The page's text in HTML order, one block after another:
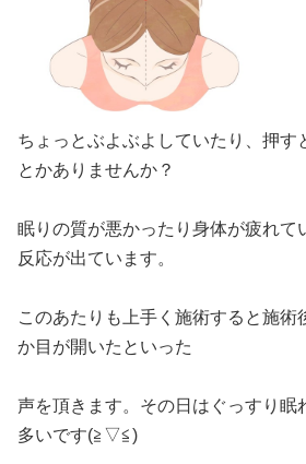
ちょっとぶよぶよしていたり、押す
とかありませんか？
眠りの質が悪かったり身体が疲れて
反応が出ています。
このあたりも上手く施術すると施術
か目が開いたといった
声を頂きます。その日はぐっすり眠
多いです(≧▽≦)